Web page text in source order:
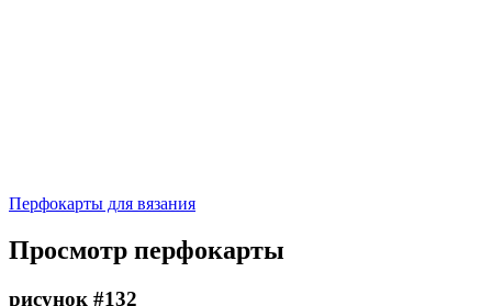
Перфокарты для вязания
Просмотр перфокарты
рисунок #132